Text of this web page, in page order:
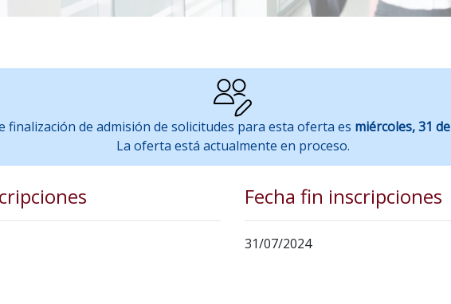
finalización de admisión de solicitudes para esta oferta es miércoles, 31
La oferta está actualmente en proceso.
Fecha fin inscripciones
31/07/2024